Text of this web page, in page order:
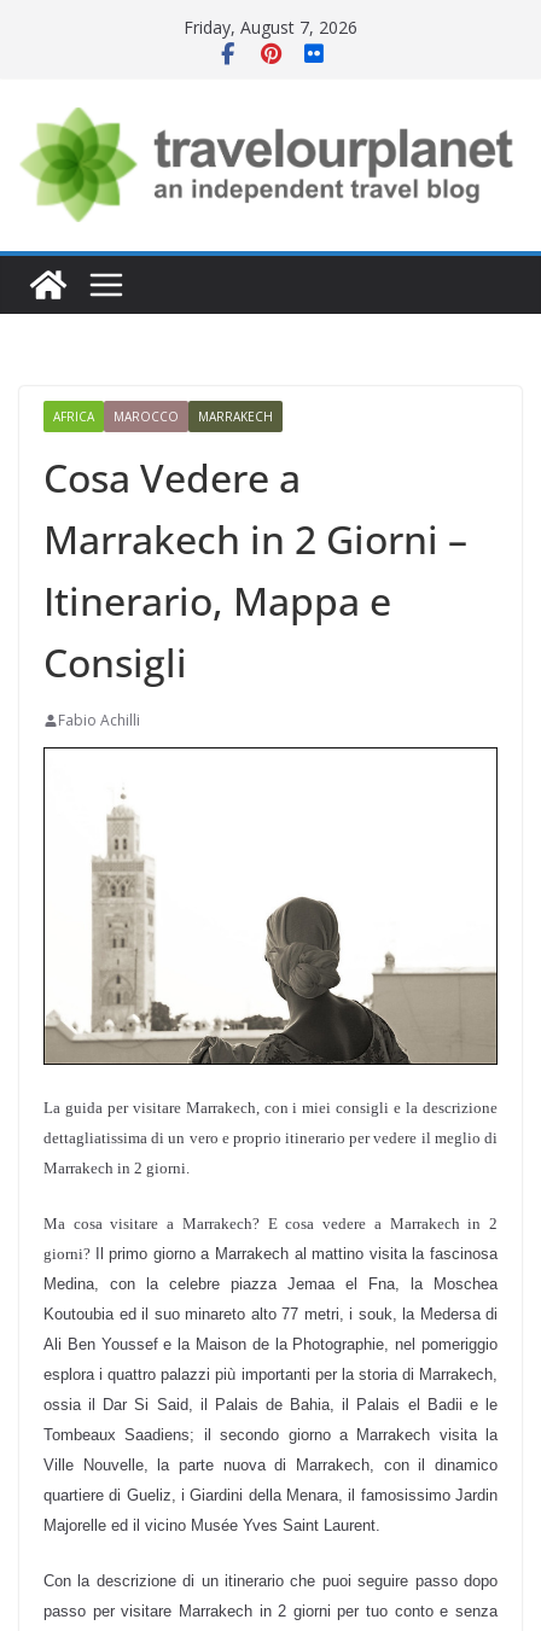
Friday, August 7, 2026
AFRICA MAROCCO MARRAKECH
Cosa Vedere a
Marrakech in 2 Giorni –
Itinerario, Mappa e
Consigli
Fabio Achilli
La guida per visitare Marrakech, con i miei consigli e la descrizione
dettagliatissima di un vero e proprio itinerario per vedere il meglio di
Marrakech in 2 giorni.
Ma cosa visitare a Marrakech? E cosa vedere a Marrakech in 2
giorni?
Il primo giorno a Marrakech al mattino visita la fascinosa
Medina, con la celebre piazza Jemaa el Fna, la Moschea
Koutoubia ed il suo minareto alto 77 metri, i souk, la Medersa di
Ali Ben Youssef e la Maison de la Photographie, nel pomeriggio
esplora i quattro palazzi più importanti per la storia di Marrakech,
ossia il Dar Si Said, il Palais de Bahia, il Palais el Badii e le
Tombeaux Saadiens; il secondo giorno a Marrakech visita la
Ville Nouvelle, la parte nuova di Marrakech, con il dinamico
quartiere di Gueliz, i Giardini della Menara, il famosissimo Jardin
Majorelle ed il vicino Musée Yves Saint Laurent.
Con la descrizione di un itinerario che puoi seguire passo dopo
passo per visitare Marrakech in 2 giorni per tuo conto e senza